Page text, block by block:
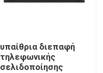
υπαίθρια διεπαφή
τηλεφωνικής
σελιδοποίησης